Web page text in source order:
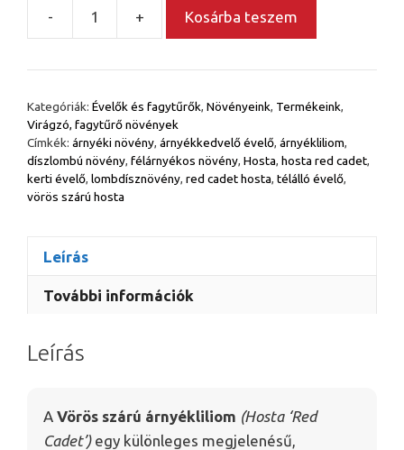
-
Vörös
árnyékliliom
Hosta
'Red
Cadet'
mennyiség
+ Kosárba teszem
Kategóriák: Évelők és fagytűrők, Növényeink, Termékeink,
Virágzó, fagytűrő növények
Címkék: árnyéki növény, árnyékkedvelő évelő, árnyékliliom,
díszlombú növény, félárnyékos növény, Hosta, hosta red cadet,
kerti évelő, lombdísznövény, red cadet hosta, télálló évelő,
vörös szárú hosta
Leírás
További információk
Leírás
A Vörös szárú árnyékliliom (Hosta ‘Red
Cadet’) egy különleges megjelenésű,